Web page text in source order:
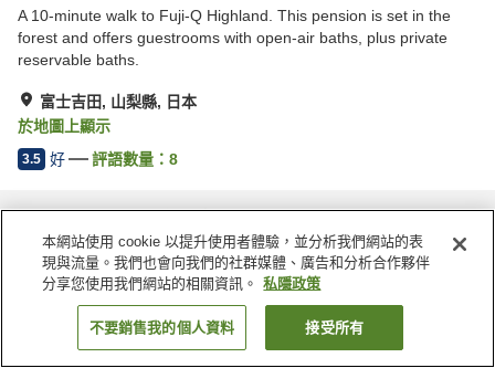
A 10-minute walk to Fuji-Q Highland. This pension is set in the
forest and offers guestrooms with open-air baths, plus private
reservable baths.
富士吉田, 山梨縣, 日本
於地圖上顯示
3.5 好 評語數量： 8
主頁 日本 山梨縣
富士吉田
富士山旅館 Conifer Fujikyu Group
找客房
本網站使用 cookie 以提升使用者體驗，並分析我們網站的表
現與流量。我們也會向我們的社群媒體、廣告和分析合作夥伴
分享您使用我們網站的相關資訊。
私隱政策
不要銷售我的個人資料 接受所有